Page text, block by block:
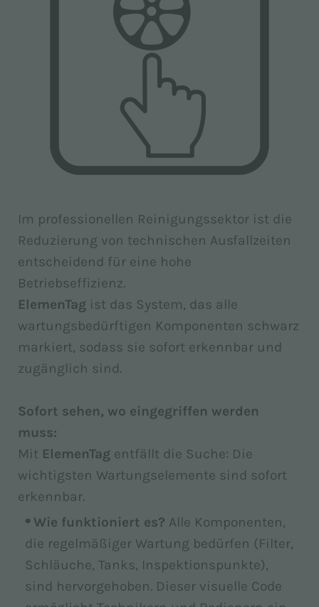
Im professionellen Reinigungssektor ist die
Reduzierung von technischen Ausfallzeiten
entscheidend für eine hohe
Betriebseffizienz.
ElemenTag ist das System, das alle
wartungsbedürftigen Komponenten schwarz
markiert, sodass sie sofort erkennbar und
zugänglich sind.
Sofort sehen, wo eingegriffen werden
muss:
Mit ElemenTag entfällt die Suche: Die
wichtigsten Wartungselemente sind sofort
erkennbar.
Wie funktioniert es? Alle Komponenten,
die regelmäßiger Wartung bedürfen (Filter,
Schläuche, Tanks, Inspektionspunkte),
sind hervorgehoben. Dieser visuelle Code